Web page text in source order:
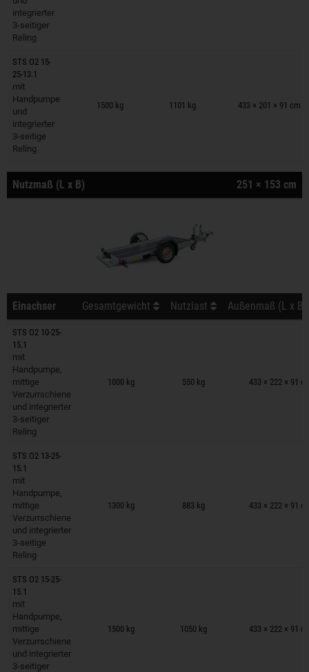
integrierter
3-seitiger
Reling
STS O2 15-
25-13.1
mit
Handpumpe
und
integrierter
3-seitige
Reling
1500 kg 1101 kg 433 × 201 × 91 cm
Anhänger auf Merkzettel
Nutzmaß (L x B) 251 × 153 cm
Einachser Gesamtgewicht Nutzlast Außenmaß (L x B
STS O2 10-25-
15.1
mit
Handpumpe,
mittige
Verzurrschiene
und integrierter
3-seitiger
Reling
1000 kg 550 kg 433 × 222 × 91
Anhänger auf Merkzettel
STS O2 13-25-
15.1
mit
Handpumpe,
mittige
Verzurrschiene
und integrierter
3-seitige
Reling
1300 kg 883 kg 433 × 222 × 91
Anhänger auf Merkzettel
STS O2 15-25-
15.1
mit
Handpumpe,
mittige
Verzurrschiene
und integrierter
3-seitiger
1500 kg 1050 kg 433 × 222 × 91
Anhänger auf Merkzettel